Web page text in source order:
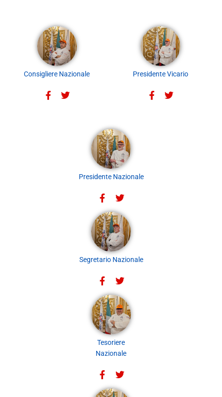
Consigliere Nazionale Presidente Vicario
Presidente Nazionale
Segretario Nazionale
Tesoriere
Nazionale